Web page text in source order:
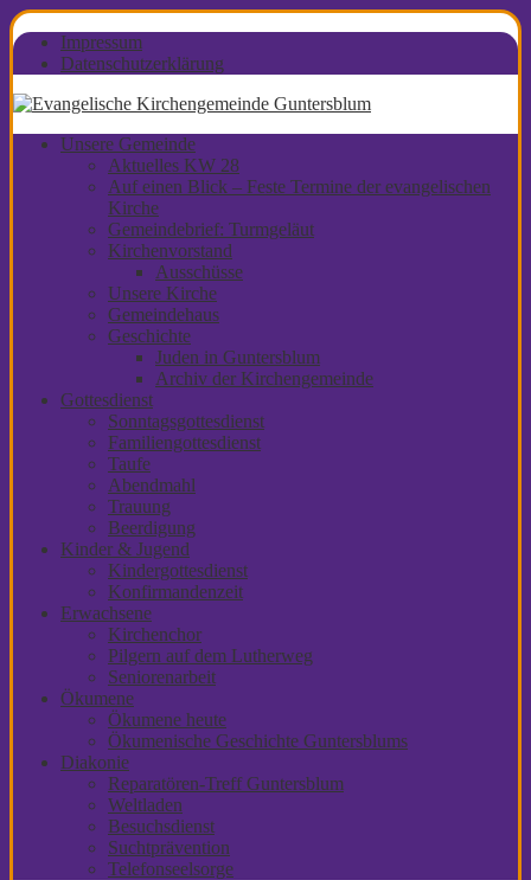
Impressum
Datenschutzerklärung
Unsere Gemeinde
Aktuelles KW 28
Auf einen Blick – Feste Termine der evangelischen
Kirche
Gemeindebrief: Turmgeläut
Kirchenvorstand
Ausschüsse
Unsere Kirche
Gemeindehaus
Geschichte
Juden in Guntersblum
Archiv der Kirchengemeinde
Gottesdienst
Sonntagsgottesdienst
Familiengottesdienst
Taufe
Abendmahl
Trauung
Beerdigung
Kinder & Jugend
Kindergottesdienst
Konfirmandenzeit
Erwachsene
Kirchenchor
Pilgern auf dem Lutherweg
Seniorenarbeit
Ökumene
Ökumene heute
Ökumenische Geschichte Guntersblums
Diakonie
Reparatören-Treff Guntersblum
Weltladen
Besuchsdienst
Suchtprävention
Telefonseelsorge